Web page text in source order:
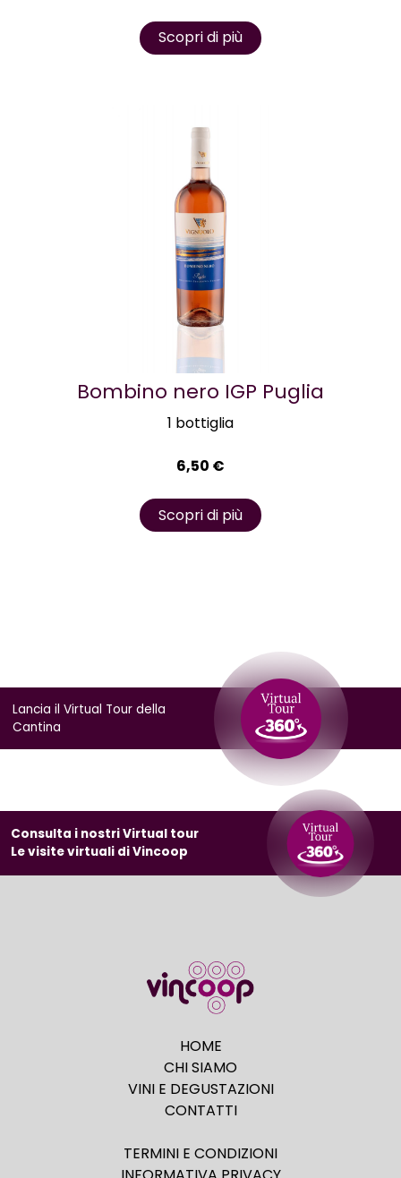
Scopri di più
Bombino nero IGP Puglia
1 bottiglia
6,50 €
Scopri di più
Lancia il Virtual Tour della
Cantina
Consulta i nostri Virtual tour
Le visite virtuali di Vincoop
HOME
CHI SIAMO
VINI E DEGUSTAZIONI
CONTATTI
TERMINI E CONDIZIONI